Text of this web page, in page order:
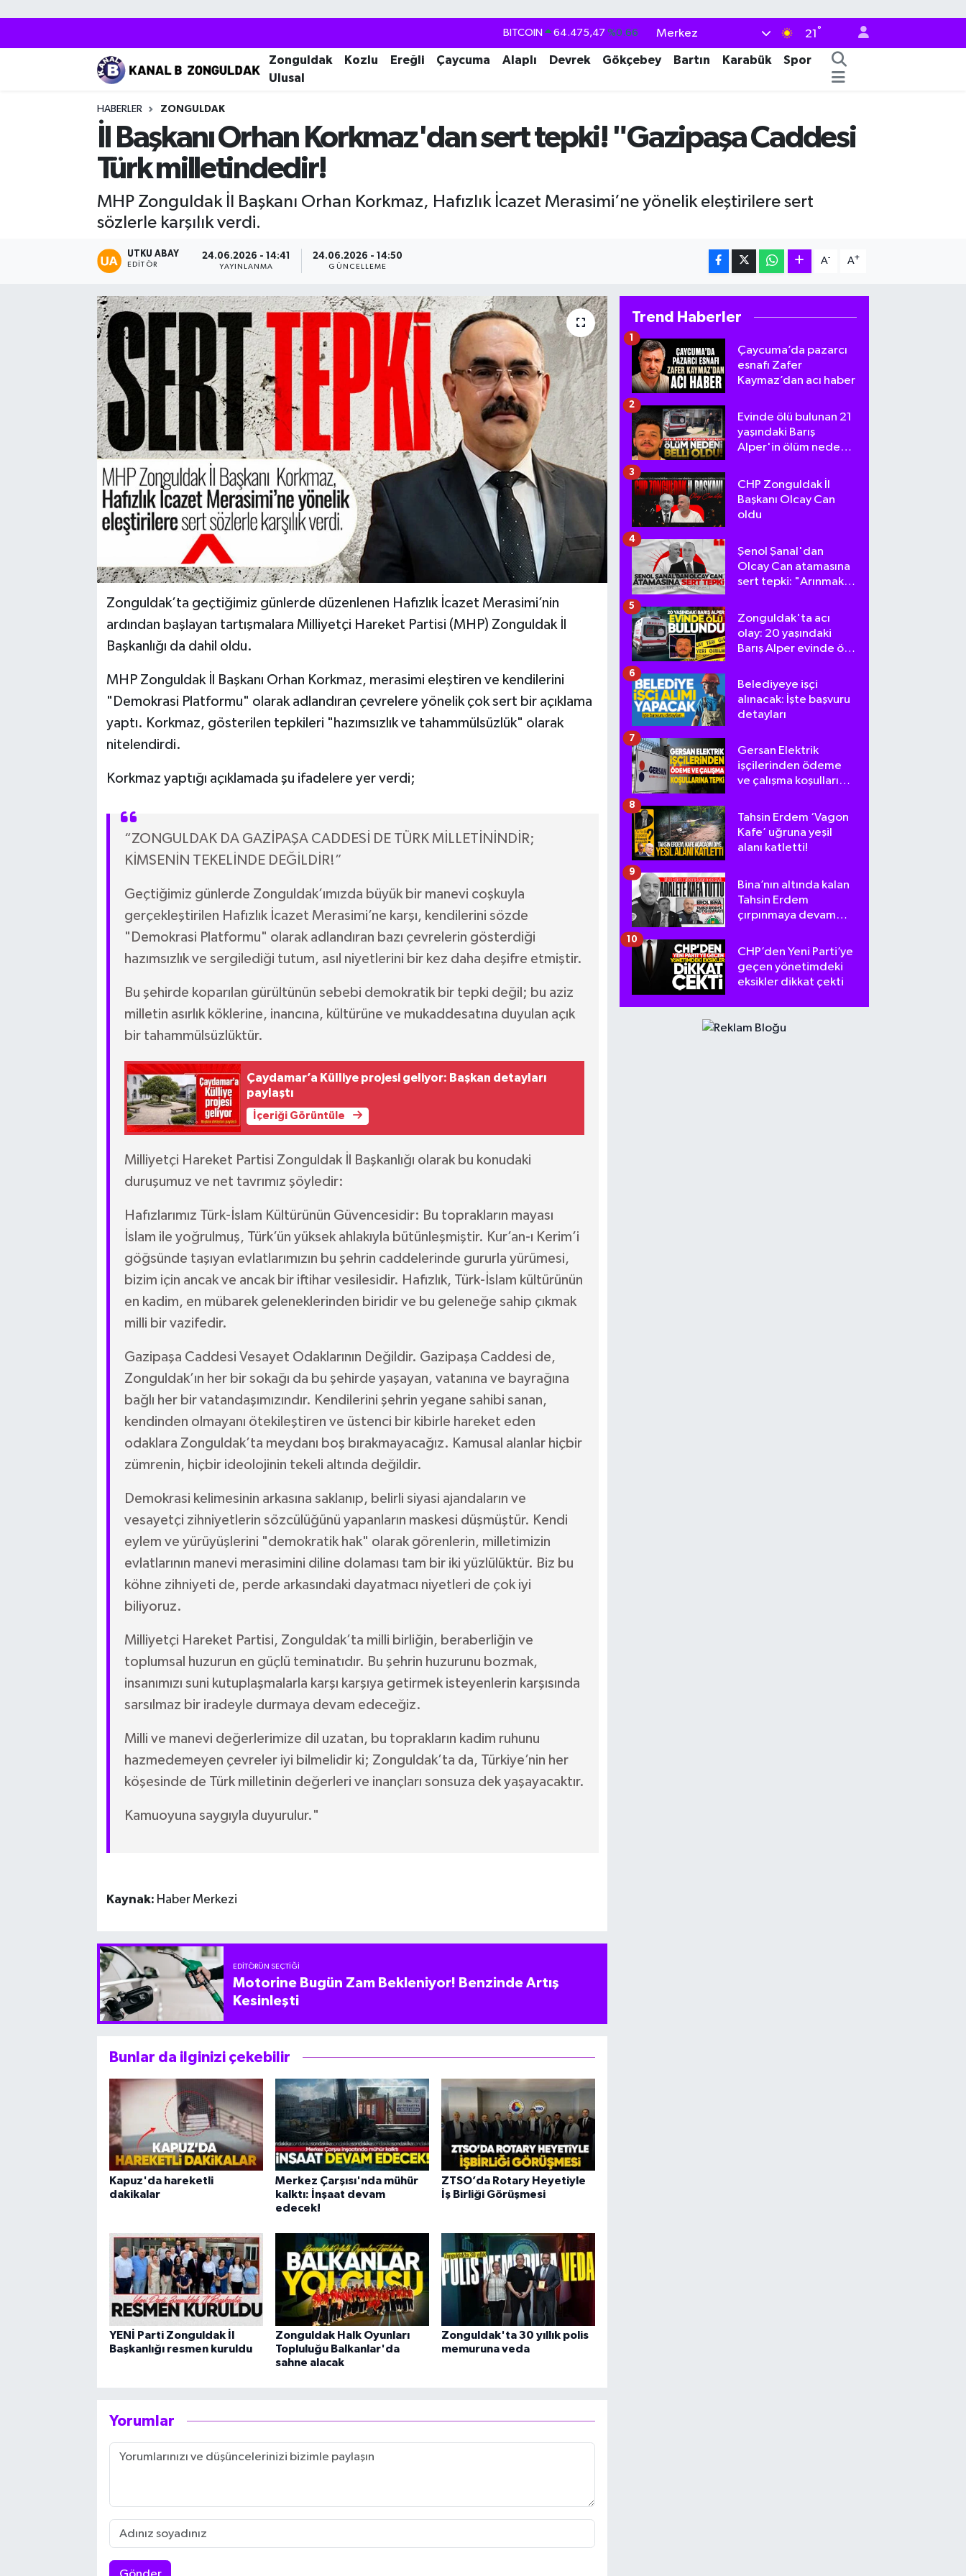
DOLAR 47,5971 %0.05
EURO 55,1336 %0.18
BİST100 13.703 %0
Merkez 21 °
Zonguldak Kozlu Ereğli Çaycuma Alaplı Devrek Gökçebey Bartın Karabük
Spor
Ulusal
HABERLER ZONGULDAK
İl Başkanı Orhan Korkmaz'dan sert tepki! "Gazipaşa Caddesi
Türk milletindedir!
MHP Zonguldak İl Başkanı Orhan Korkmaz, Hafızlık İcazet Merasimi’ne yönelik eleştirilere sert
sözlerle karşılık verdi.
UTKU ABAY
EDITÖR
24.06.2026 - 14:41
YAYINLANMA
24.06.2026 - 14:50
GÜNCELLEME
A- A+
Zonguldak’ta geçtiğimiz günlerde düzenlenen Hafızlık İcazet Merasimi’nin
ardından başlayan tartışmalara Milliyetçi Hareket Partisi (MHP) Zonguldak İl
Başkanlığı da dahil oldu.
MHP Zonguldak İl Başkanı Orhan Korkmaz, merasimi eleştiren ve kendilerini
"Demokrasi Platformu" olarak adlandıran çevrelere yönelik çok sert bir açıklama
yaptı. Korkmaz, gösterilen tepkileri "hazımsızlık ve tahammülsüzlük" olarak
nitelendirdi.
Korkmaz yaptığı açıklamada şu ifadelere yer verdi;
“ZONGULDAK DA GAZİPAŞA CADDESİ DE TÜRK MİLLETİNİNDİR;
KİMSENİN TEKELİNDE DEĞİLDİR!”
Geçtiğimiz günlerde Zonguldak’ımızda büyük bir manevi coşkuyla
gerçekleştirilen Hafızlık İcazet Merasimi’ne karşı, kendilerini sözde
"Demokrasi Platformu" olarak adlandıran bazı çevrelerin gösterdiği
hazımsızlık ve sergilediği tutum, asıl niyetlerini bir kez daha deşifre etmiştir.
Bu şehirde koparılan gürültünün sebebi demokratik bir tepki değil; bu aziz
milletin asırlık köklerine, inancına, kültürüne ve mukaddesatına duyulan açık
bir tahammülsüzlüktür.
Çaydamar’a Külliye projesi geliyor: Başkan detayları
paylaştı
İçeriği Görüntüle
Milliyetçi Hareket Partisi Zonguldak İl Başkanlığı olarak bu konudaki
duruşumuz ve net tavrımız şöyledir:
Hafızlarımız Türk-İslam Kültürünün Güvencesidir: Bu toprakların mayası
İslam ile yoğrulmuş, Türk’ün yüksek ahlakıyla bütünleşmiştir. Kur’an-ı Kerim’i
göğsünde taşıyan evlatlarımızın bu şehrin caddelerinde gururla yürümesi,
bizim için ancak ve ancak bir iftihar vesilesidir. Hafızlık, Türk-İslam kültürünün
en kadim, en mübarek geleneklerinden biridir ve bu geleneğe sahip çıkmak
milli bir vazifedir.
Gazipaşa Caddesi Vesayet Odaklarının Değildir. Gazipaşa Caddesi de,
Zonguldak’ın her bir sokağı da bu şehirde yaşayan, vatanına ve bayrağına
bağlı her bir vatandaşımızındır. Kendilerini şehrin yegane sahibi sanan,
kendinden olmayanı ötekileştiren ve üstenci bir kibirle hareket eden
odaklara Zonguldak’ta meydanı boş bırakmayacağız. Kamusal alanlar hiçbir
zümrenin, hiçbir ideolojinin tekeli altında değildir.
Demokrasi kelimesinin arkasına saklanıp, belirli siyasi ajandaların ve
vesayetçi zihniyetlerin sözcülüğünü yapanların maskesi düşmüştür. Kendi
eylem ve yürüyüşlerini "demokratik hak" olarak görenlerin, milletimizin
evlatlarının manevi merasimini diline dolaması tam bir iki yüzlülüktür. Biz bu
köhne zihniyeti de, perde arkasındaki dayatmacı niyetleri de çok iyi
biliyoruz.
Milliyetçi Hareket Partisi, Zonguldak’ta milli birliğin, beraberliğin ve
toplumsal huzurun en güçlü teminatıdır. Bu şehrin huzurunu bozmak,
insanımızı suni kutuplaşmalarla karşı karşıya getirmek isteyenlerin karşısında
sarsılmaz bir iradeyle durmaya devam edeceğiz.
Milli ve manevi değerlerimize dil uzatan, bu toprakların kadim ruhunu
hazmedemeyen çevreler iyi bilmelidir ki; Zonguldak’ta da, Türkiye’nin her
köşesinde de Türk milletinin değerleri ve inançları sonsuza dek yaşayacaktır.
Kamuoyuna saygıyla duyurulur."
Kaynak: Haber Merkezi
EDITÖRÜN SEÇTIĞI
Motorine Bugün Zam Bekleniyor! Benzinde Artış
Kesinleşti
Bunlar da ilginizi çekebilir
Kapuz'da hareketli
dakikalar
Merkez Çarşısı'nda mühür
kalktı: İnşaat devam
edecek!
ZTSO’da Rotary Heyetiyle
İş Birliği Görüşmesi
YENİ Parti Zonguldak İl
Başkanlığı resmen kuruldu
Zonguldak Halk Oyunları
Topluluğu Balkanlar'da
sahne alacak
Zonguldak'ta 30 yıllık polis
memuruna veda
Yorumlar
Trend Haberler
Çaycuma’da pazarcı
esnafı Zafer
Kaymaz’dan acı haber
1
Evinde ölü bulunan 21
yaşındaki Barış
Alper'in ölüm nedeni
2
CHP Zonguldak İl
Başkanı Olcay Can
oldu
3
Şenol Şanal'dan
Olcay Can atamasına
sert tepki: "Arınmak
gerek!"
4
Zonguldak'ta acı
olay: 20 yaşındaki
Barış Alper evinde ölü
5
Belediyeye işçi
alınacak: İşte başvuru
detayları
6
Gersan Elektrik
işçilerinden ödeme
ve çalışma koşullarına
7
Tahsin Erdem ‘Vagon
Kafe’ uğruna yeşil
alanı katletti!
8
Bina’nın altında kalan
Tahsin Erdem
çırpınmaya devam
9
CHP’den Yeni Parti’ye
geçen yönetimdeki
eksikler dikkat çekti
10
Zonguldak Nöbetçi Eczaneler
Zonguldak Trafik Yoğunluk Haritası
Puan Durumu ve Fikstür
Tüm Manşetler
Haber Arşivi